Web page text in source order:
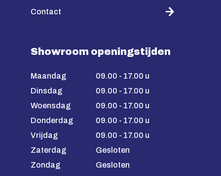
Contact
Showroom openingstijden
Maandag
09.00 - 17.00 u
Dinsdag
09.00 - 17.00 u
Woensdag
09.00 - 17.00 u
Donderdag
09.00 - 17.00 u
Vrijdag
09.00 - 17.00 u
Zaterdag
Gesloten
Zondag
Gesloten